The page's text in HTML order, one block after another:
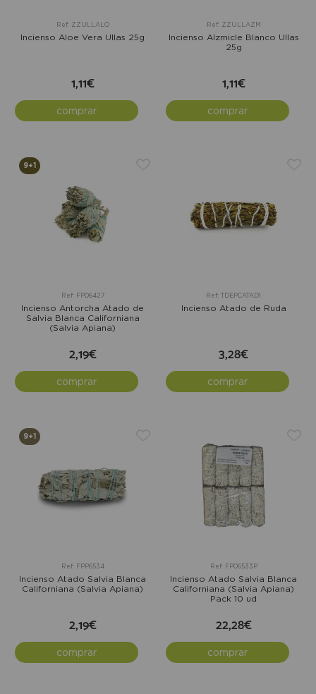
Ref: ZZULLALO
Incienso Aloe Vera Ullas 25g
1,11€
comprar
Ref: ZZULLAZM
Incienso Alzmicle Blanco Ullas
25g
1,11€
comprar
9+1
Ref: FP06427
Incienso Antorcha Atado de
Salvia Blanca Californiana
(Salvia Apiana)
2,19€
comprar
Ref: TDEPCATAD1
Incienso Atado de Ruda
3,28€
comprar
9+1
Ref: FPP6534
Incienso Atado Salvia Blanca
Californiana (Salvia Apiana)
2,19€
comprar
Ref: FP06533P
Incienso Atado Salvia Blanca
Californiana (Salvia Apiana)
Pack 10 ud
22,28€
comprar